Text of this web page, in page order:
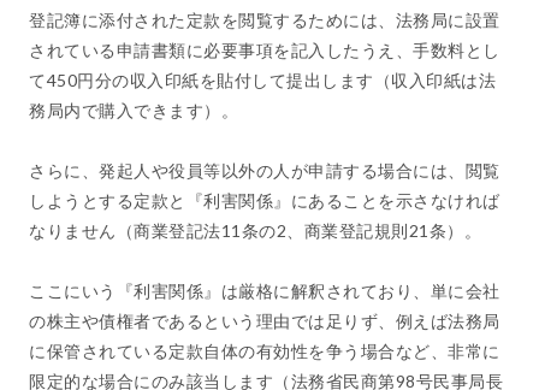
登記簿に添付された定款を閲覧するためには、法務局に設置
されている申請書類に必要事項を記入したうえ、手数料とし
て450円分の収入印紙を貼付して提出します（収入印紙は法
務局内で購入できます）。
さらに、発起人や役員等以外の人が申請する場合には、閲覧
しようとする定款と『利害関係』にあることを示さなければ
なりません（商業登記法11条の2、商業登記規則21条）。
ここにいう『利害関係』は厳格に解釈されており、単に会社
の株主や債権者であるという理由では足りず、例えば法務局
に保管されている定款自体の有効性を争う場合など、非常に
限定的な場合にのみ該当します（法務省民商第98号民事局長